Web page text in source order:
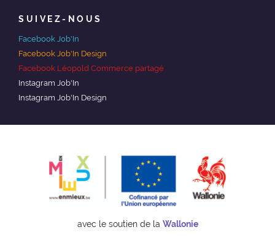
SUIVEZ-NOUS
Facebook Job'In
Facebook Job'In Design
Facebook Léopold Commerce partagé
Instagram Job'In
Instagram Job'In Design
avec le soutien de la Wallonie